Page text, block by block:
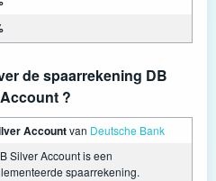
de spaarrekening DB
?
Accountvan Deutsche Bank
Silver Account is een
spaarrekening.